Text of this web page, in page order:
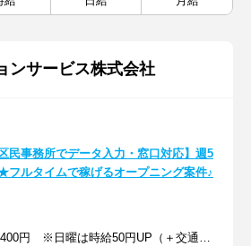
ンサービス株式会社
区民事務所でデータ入力・窓口対応】週5
フルタイムで稼げるオープニング案件♪
時給1400円 ※日曜は時給50円UP（＋交通費全額支給）